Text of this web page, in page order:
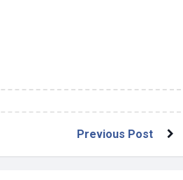
Previous Post